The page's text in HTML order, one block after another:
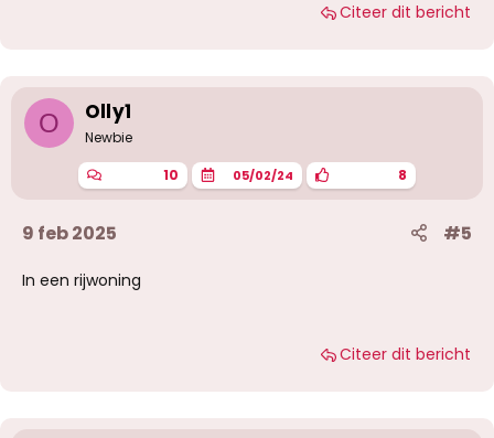
Citeer dit bericht
O Olly1
Newbie
10 05/02/24 8
9 feb 2025 #5
In een rijwoning
Citeer dit bericht